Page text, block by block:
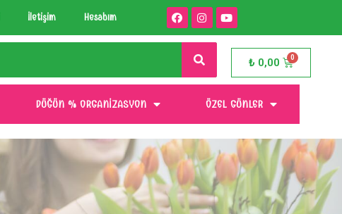
İletişim Hesabım
₺0,00
DÜĞÜN % ORGANIZASYON ÖZEL GÜNLER